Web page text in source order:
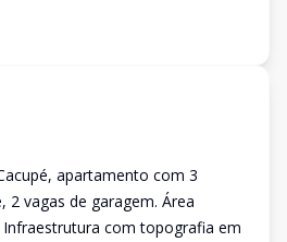
apartamento com 3
2 vagas de garagem. Área
Infraestrutura com topografia em